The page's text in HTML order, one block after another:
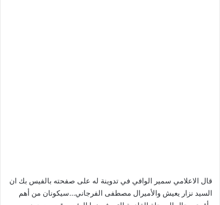
قال الاعلامي سمير الوافي في تدوينة له على صفحته بالفيس بك ان
السيد نزار يعيش والأميرال مصطفى الفرجاني…سيكونان من أهم